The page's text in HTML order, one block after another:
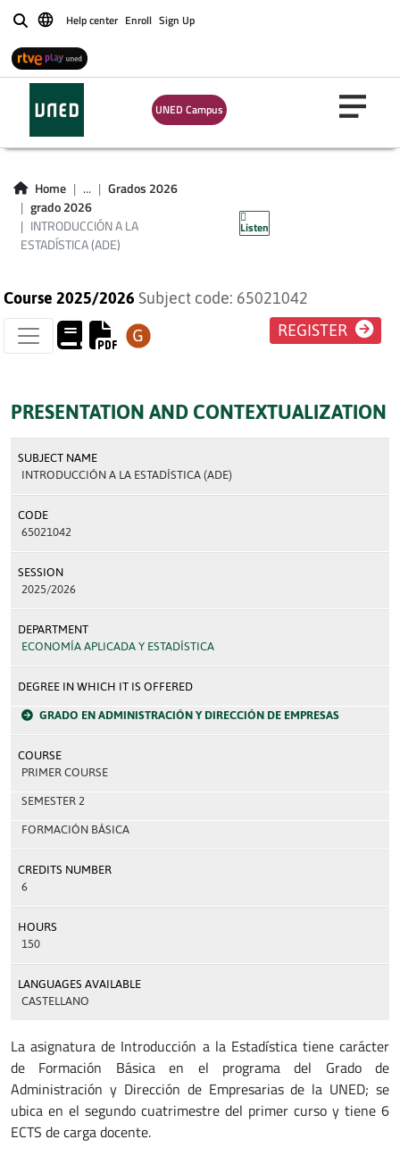
BuscarHelp center Enroll Sign Up
UNED Campus
Home ...
Grados 2026
grado 2026
INTRODUCCIÓN A LA
ESTADÍSTICA (ADE)
Listen
INTRODUCCIÓN A
LA ESTADÍSTICA
(ADE)
Course 2025/2026 Subject code: 65021042
REGISTER
PRESENTATION AND CONTEXTUALIZATION
SUBJECT NAME
INTRODUCCIÓN A LA ESTADÍSTICA (ADE)
CODE
65021042
SESSION
2025/2026
DEPARTMENT
ECONOMÍA APLICADA Y ESTADÍSTICA
DEGREE IN WHICH IT IS OFFERED
GRADO EN ADMINISTRACIÓN Y DIRECCIÓN DE EMPRESAS
COURSE
PRIMER COURSE
SEMESTER 2
FORMACIÓN BÁSICA
CREDITS NUMBER
6
HOURS
150
LANGUAGES AVAILABLE
CASTELLANO
La asignatura de Introducción a la Estadística tiene carácter
de Formación Básica en el programa del Grado de
Administración y Dirección de Empresarias de la UNED; se
ubica en el segundo cuatrimestre del primer curso y tiene 6
ECTS de carga docente.